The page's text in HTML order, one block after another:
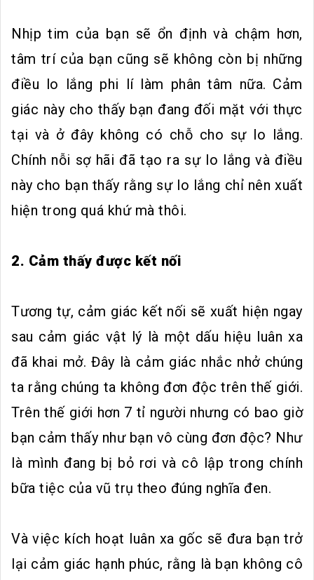
Nhịp tim của bạn sẽ ổn định và chậm hơn,
tâm trí của bạn cũng sẽ không còn bị những
điều lo lắng phi lí làm phân tâm nữa. Cảm
giác này cho thấy bạn đang đối mặt với thực
tại và ở đây không có chỗ cho sự lo lắng.
Chính nỗi sợ hãi đã tạo ra sự lo lắng và điều
này cho bạn thấy rằng sự lo lắng chỉ nên xuất
hiện trong quá khứ mà thôi.
2. Cảm thấy được kết nối
Tương tự, cảm giác kết nối sẽ xuất hiện ngay
sau cảm giác vật lý là một dấu hiệu luân xa
đã khai mở. Đây là cảm giác nhắc nhở chúng
ta rằng chúng ta không đơn độc trên thế giới.
Trên thế giới hơn 7 tỉ người nhưng có bao giờ
bạn cảm thấy như bạn vô cùng đơn độc? Như
là mình đang bị bỏ rơi và cô lập trong chính
bữa tiệc của vũ trụ theo đúng nghĩa đen.
Và việc kích hoạt luân xa gốc sẽ đưa bạn trở
lại cảm giác hạnh phúc, rằng là bạn không cô